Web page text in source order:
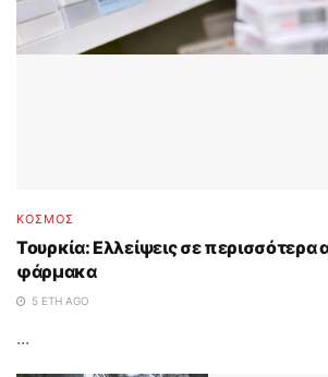
ΚΟΣΜΟΣ
Τουρκία: Ελλείψεις σε περισσότερα
φάρμακα
5 ΈΤΗ AGO
...